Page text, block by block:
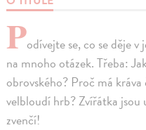
Podívejte se, co se děje
na mnoho otázek. Třeba:
obrovského? Proč má
velbloudí hrb? Zvířátka jsou
zvenčí!